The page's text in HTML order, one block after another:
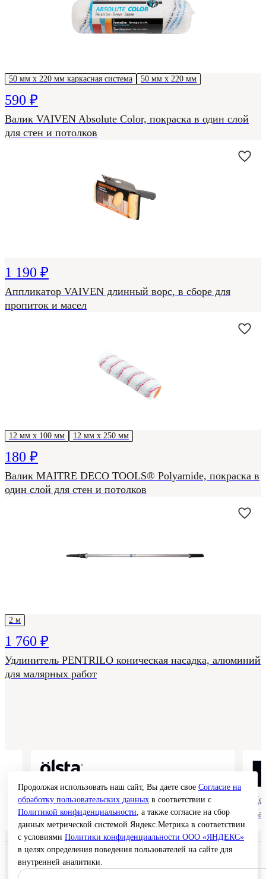
50 мм х 220 мм каркасная система 50 мм х 220 мм
590 ₽
Валик VAIVEN Absolute Color, покраска в один слой
для стен и потолков
1 190 ₽
Аппликатор VAIVEN длинный ворс, в сборе для
пропиток и масел
12 мм х 100 мм 12 мм х 250 мм
180 ₽
Валик MAITRE DECO TOOLS® Polyamide, покраска в
один слой для стен и потолков
2 м
1 760 ₽
Удлинитель PENTRILO коническая насадка, алюминий
для малярных работ
Коллекции гладких и структурных
покрытий
© 2026 Interra Deco Group
Политика конфиденциальности
Продолжая использовать наш сайт, Вы даете свое Согласие на
обработку пользовательских данных в соответствии с
Политикой конфиденциальности, а также согласие на сбор
данных метрической системой Яндекс.Метрика в соответствии
с условиями Политики конфиденциальности ООО «ЯНДЕКС»
в целях определения поведения пользователей на сайте для
внутренней аналитики.